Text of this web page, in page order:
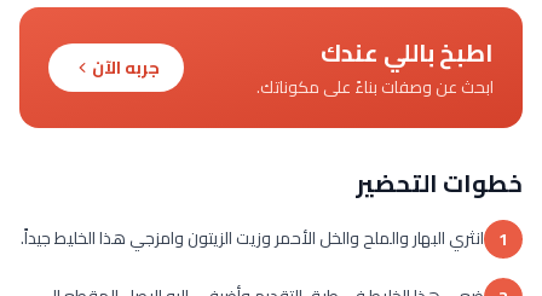
اطبخ باللي عندك
ابحث عن وصفات بناءً على مكوناتك.
جربه الآن
خطوات التحضير
1 انثري البهار والملح والخل الأحمر وزيت الزيتون وامزجي هذا الخليط جيداً.